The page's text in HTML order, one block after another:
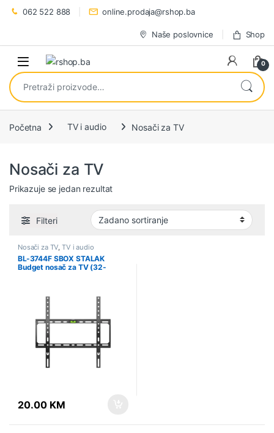
Preskoči na navigaciju
Preskoči na sadržaj
062 522 888 online.prodaja@rshop.ba
Naše poslovnice Shop
0
Pretraži:
Početna TV i audio Nosači za TV
Nosači za TV
Prikazuje se jedan rezultat
Filteri
Nosači za TV ,TV i audio
BL-3744F SBOX STALAK
Budget nosač za TV (32-
20.00 KM